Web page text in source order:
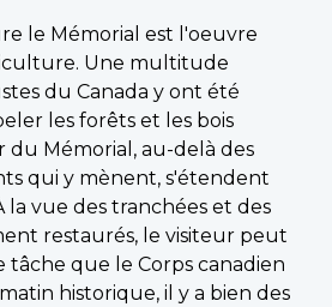
le Mémorial est l'oeuvre
Une multitude
du Canada y ont été
les forêts et les bois
du Mémorial, au-delà des
qui y mènent, s'étendent
la vue des tranchées et des
restaurés, le visiteur peut
tâche que le Corps canadien
historique, il y a bien des